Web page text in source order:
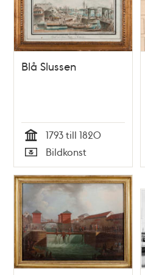
Blå Slussen
Tid
1793 till 1820
Typ
Bildkonst